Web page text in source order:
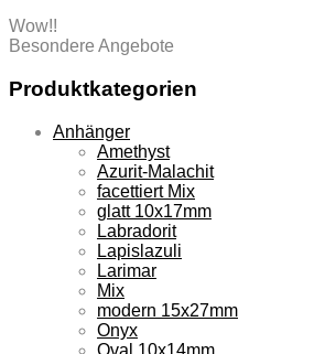
Wow!!
Besondere Angebote
Produktkategorien
Anhänger
Amethyst
Azurit-Malachit
facettiert Mix
glatt 10x17mm
Labradorit
Lapislazuli
Larimar
Mix
modern 15x27mm
Onyx
Oval 10x14mm